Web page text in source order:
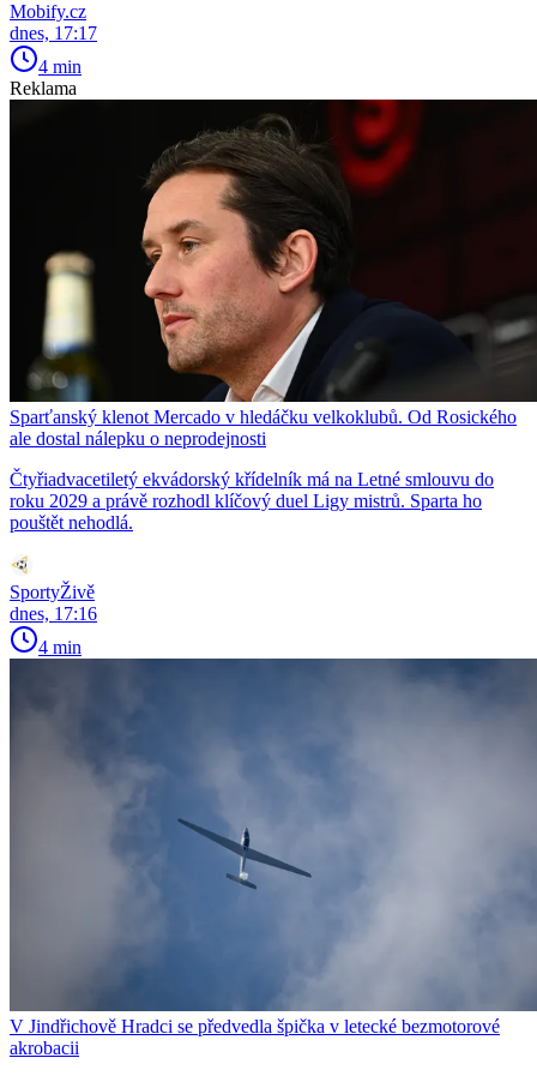
Mobify.cz
dnes, 17:17
4 min
Reklama
Sparťanský klenot Mercado v hledáčku velkoklubů. Od Rosického
ale dostal nálepku o neprodejnosti
Čtyřiadvacetiletý ekvádorský křídelník má na Letné smlouvu do
roku 2029 a právě rozhodl klíčový duel Ligy mistrů. Sparta ho
pouštět nehodlá.
SportyŽivě
dnes, 17:16
4 min
V Jindřichově Hradci se předvedla špička v letecké bezmotorové
akrobacii